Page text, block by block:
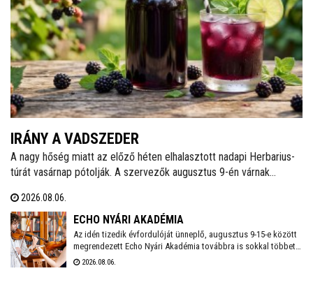
IRÁNY A VADSZEDER
A nagy hőség miatt az előző héten elhalasztott nadapi Herbarius-
túrát vasárnap pótolják. A szervezők augusztus 9-én várnak
vitaminokban és ásványi anyagokban gazdag vadszederből
gyűjtsön Lencsés Rita gyógynövényszakértő vezetésével. A túra
Nadapról indul, a részvételhez ezúttal is előzetes bejelentkezést
kérnek a szokásos elérhetőségeken.
2026.08.06.
ECHO NYÁRI AKADÉMIA
Az idén tizedik évfordulóját ünneplő, augusztus 9-15-e között
megrendezett Echo Nyári Akadémia továbbra is sokkal többet
kínál, mint egy hagyományos zenei mesterkurzus. A családias
2026.08.06.